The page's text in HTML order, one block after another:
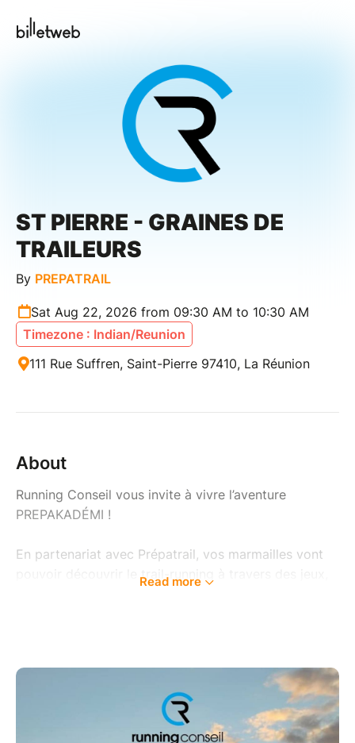
ST PIERRE - GRAINES DE
TRAILEURS
By PREPATRAIL
Sat Aug 22, 2026 from 09:30 AM to 10:30 AM
Timezone : Indian/Reunion
111 Rue Suffren, Saint-Pierre 97410, La Réunion
About
Running Conseil vous invite à vivre l’aventure
PREPAKADÉMI !
En partenariat avec Prépatrail, vos marmailles vont
pouvoir découvrir le trail-running à travers des jeux,
en développant l’esprit d’équipe.
2 rendez-vous à ne pas manquer :
✨ Saint-Paul – Vendredi 21 aout de 17h30 à 18h30
Read more